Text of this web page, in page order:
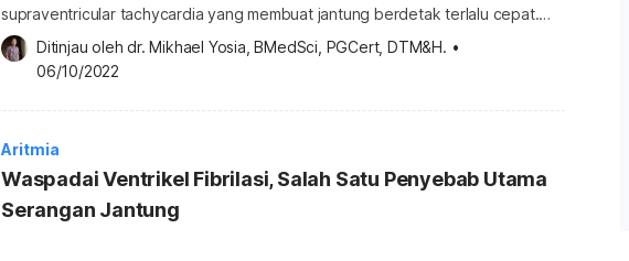
supraventricular tachycardia yang membuat jantung berdetak terlalu cepat.
Kondisi ini bisa menyebabkan pengidapnya sering pusing hingga pingsan.
Ketahui penyebab dan cara mengobatinya di bawah ini. Apa itu
kondisi ketika jantung berdetak terlalu cepat sehingga aliran darah tidak
Ditinjau oleh dr. Mikhael Yosia, BMedSci, PGCert, DTM&H. •
06/10/2022
Aritmia
Waspadai Ventrikel Fibrilasi, Salah Satu Penyebab Utama
Serangan Jantung